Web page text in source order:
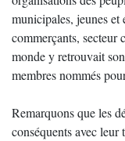
municipales, jeunes et
commerçants, secteur
monde y retrouvait
membres nommés
Remarquons que les
conséquents avec